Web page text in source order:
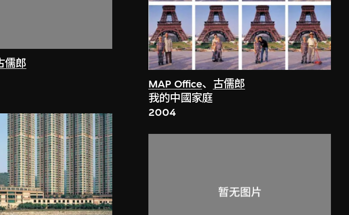
儒郎
MAP Office、 古儒郎
我的中國家庭
2004